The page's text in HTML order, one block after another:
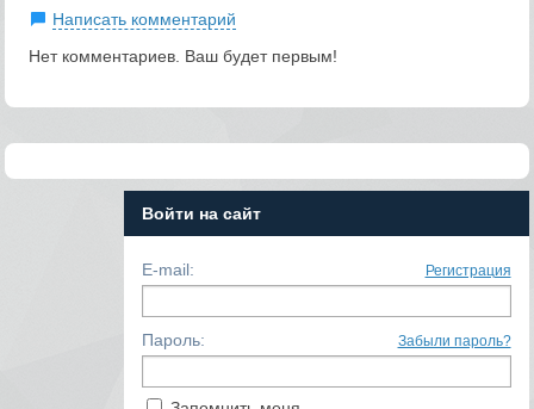
Написать комментарий
Нет комментариев. Ваш будет первым!
Войти на сайт
E-mail: Регистрация
Пароль: Забыли пароль?